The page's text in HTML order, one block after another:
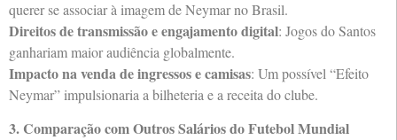
querer se associar à imagem de Neymar no Brasil.
Direitos de transmissão e engajamento digital: Jogos do Santos
ganhariam maior audiência globalmente.
Impacto na venda de ingressos e camisas: Um possível “Efeito
Neymar” impulsionaria a bilheteria e a receita do clube.
3. Comparação com Outros Salários do Futebol Mundial